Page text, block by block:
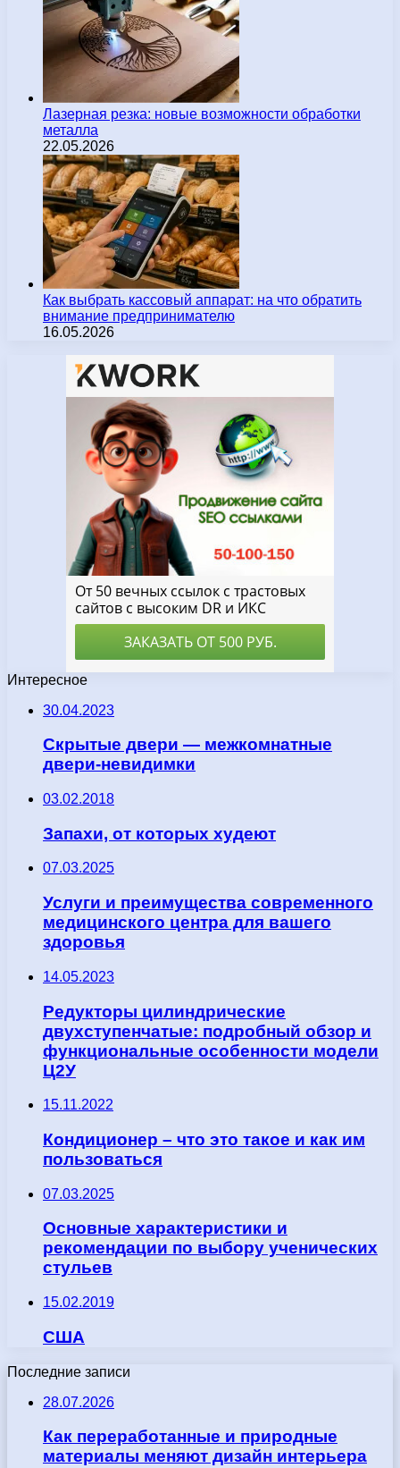
Лазерная резка: новые возможности обработки
металла
22.05.2026
Как выбрать кассовый аппарат: на что обратить
внимание предпринимателю
16.05.2026
Интересное
30.04.2023
Скрытые двери — межкомнатные
двери-невидимки
03.02.2018
Запахи, от которых худеют
07.03.2025
Услуги и преимущества современного
медицинского центра для вашего
здоровья
14.05.2023
Редукторы цилиндрические
двухступенчатые: подробный обзор и
функциональные особенности модели
Ц2У
15.11.2022
Кондиционер – что это такое и как им
пользоваться
07.03.2025
Основные характеристики и
рекомендации по выбору ученических
стульев
15.02.2019
США
Последние записи
28.07.2026
Как переработанные и природные
материалы меняют дизайн интерьера